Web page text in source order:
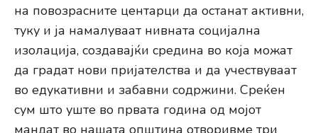
на повозрасните центарци да останат активни,
туку и ја намалуваат нивната социјална
изолација, создавајќи средина во која можат
да градат нови пријателства и да учествуваат
во едукативни и забавни содржини. Среќен
сум што уште во првата година од мојот
мандат во нашата општина отворивме три